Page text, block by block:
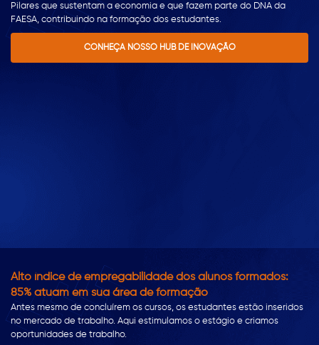
Pilares que sustentam a economia e que fazem parte do DNA da
FAESA, contribuindo na formação dos estudantes.
CONHEÇA NOSSO HUB DE INOVAÇÃO
Alto índice de empregabilidade dos alunos formados:
85% atuam em sua área de formação
Antes mesmo de concluírem os cursos, os estudantes estão inseridos
no mercado de trabalho. Aqui estimulamos o estágio e criamos
oportunidades de trabalho.